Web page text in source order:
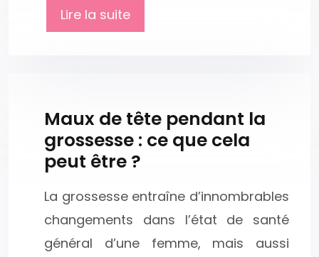
Lire la suite
Maux de tête pendant la
grossesse : ce que cela
peut être ?
La grossesse entraîne d’innombrables
changements dans l’état de santé
général d’une femme, mais aussi